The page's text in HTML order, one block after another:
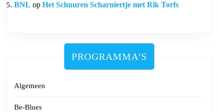
BNL op Het Schuuren Scharniertje met Rik Torfs
PROGRAMMA'S
Algemeen
Be-Blues